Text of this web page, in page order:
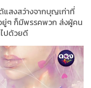
แสงสว่างจากบุญเก่าที่
อยู่ๆ ก็มีพรรคพวก ส่งผู้คน
ปด้วยดี